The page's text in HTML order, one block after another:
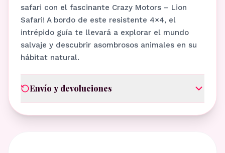
safari con el fascinante Crazy Motors – Lion
Safari! A bordo de este resistente 4×4, el
intrépido guía te llevará a explorar el mundo
salvaje y descubrir asombrosos animales en su
hábitat natural.
Envío y devoluciones